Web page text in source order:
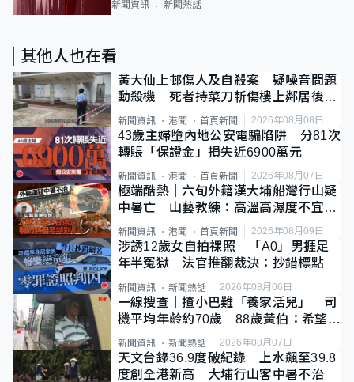
新聞資訊 新聞熱話
其他人也在看
黃大仙上邨傷人及自殺案 疑噪音問題
動殺機 死者持菜刀斬傷樓上鄰居後墮
斃
新聞資訊 港聞 首頁新聞 2026年08月08日
43歲主婦墮內地公安電騙陷阱 分81次
轉賬「保證金」損失近6900萬元
新聞資訊 港聞 首頁新聞 2026年08月07日
極端酷熱｜六旬外籍漢大埔船灣行山疑
中暑亡 山藝教練：高溫高濕度不宜遠
足
新聞資訊 港聞 首頁新聞 2026年08月09日
涉誘12歲女自拍祼照 「A0」男捱足
年半冤獄 法官推翻裁決：抄錯標點
新聞資訊 新聞熱話 2026年08月06日
一線搜查｜揸小巴難「養家活兒」 司
機平均年齡約70歲 88歲黃伯：希望一
直揸落去
新聞資訊 新聞熱話 2026年08月07日
天文台錄36.9度破紀錄 上水飆至39.8
度創全港新高 大埔行山客中暑不治